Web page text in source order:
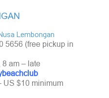
Lembongan
5656 (free pickup in
8 am – late
US $10 minimum